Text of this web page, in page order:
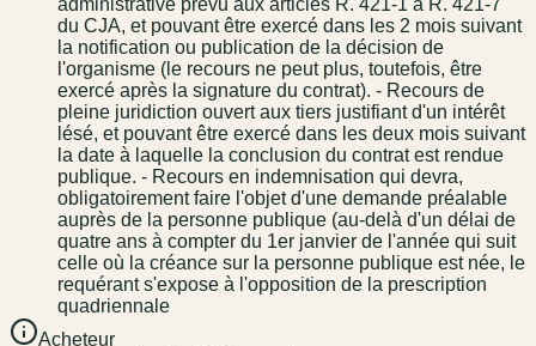
administrative prévu aux articles R. 421-1 à R. 421-7
du CJA, et pouvant être exercé dans les 2 mois suivant
la notification ou publication de la décision de
l'organisme (le recours ne peut plus, toutefois, être
exercé après la signature du contrat). - Recours de
pleine juridiction ouvert aux tiers justifiant d'un intérêt
lésé, et pouvant être exercé dans les deux mois suivant
la date à laquelle la conclusion du contrat est rendue
publique. - Recours en indemnisation qui devra,
obligatoirement faire l'objet d'une demande préalable
auprès de la personne publique (au-delà d'un délai de
quatre ans à compter du 1er janvier de l'année qui suit
celle où la créance sur la personne publique est née, le
requérant s'expose à l'opposition de la prescription
quadriennale
Acheteur